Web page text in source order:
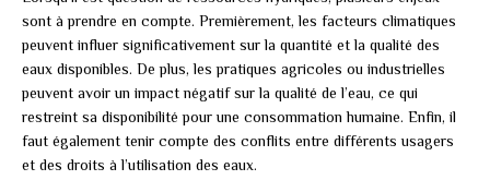
sont à prendre en compte. Premièrement, les facteurs climatiques
peuvent influer significativement sur la quantité et la qualité des
eaux disponibles. De plus, les pratiques agricoles ou industrielles
peuvent avoir un impact négatif sur la qualité de l’eau, ce qui
restreint sa disponibilité pour une consommation humaine. Enfin, il
faut également tenir compte des conflits entre différents usagers
et des droits à l’utilisation des eaux.